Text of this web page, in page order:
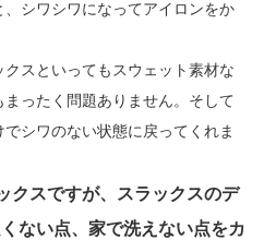
シワシワになってアイロンをか
スといってもスウェット素材な
ったく問題ありません。そして
シワのない状態に戻ってくれま
クスですが、スラックスのデ
ない点、家で洗えない点をカ